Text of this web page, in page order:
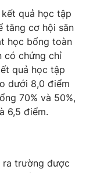
quả học tập
tăng cơ hội săn
học bổng toàn
có chứng chỉ
quả học tập
dưới 8,0 điểm
70% và 50%,
6,5 điểm.
ra trường được